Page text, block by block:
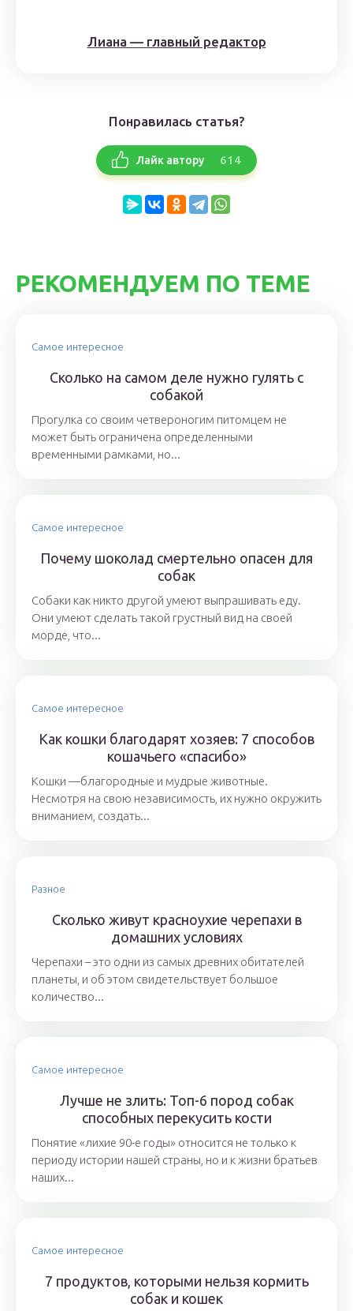
Лиана — главный редактор
Понравилась статья?
Лайк автору 614
РЕКОМЕНДУЕМ ПО ТЕМЕ
Самое интересное
Сколько на самом деле нужно гулять с
собакой
Прогулка со своим четвероногим питомцем не
может быть ограничена определенными
временными рамками, но...
Самое интересное
Почему шоколад смертельно опасен для
собак
Собаки как никто другой умеют выпрашивать еду.
Они умеют сделать такой грустный вид на своей
морде, что...
Самое интересное
Как кошки благодарят хозяев: 7 способов
кошачьего «спасибо»
Кошки —благородные и мудрые животные.
Несмотря на свою независимость, их нужно окружить
вниманием, создать...
Разное
Сколько живут красноухие черепахи в
домашних условиях
Черепахи – это одни из самых древних обитателей
планеты, и об этом свидетельствует большое
количество...
Самое интересное
Лучше не злить: Топ-6 пород собак
способных перекусить кости
Понятие «лихие 90-е годы» относится не только к
периоду истории нашей страны, но и к жизни братьев
наших...
Самое интересное
7 продуктов, которыми нельзя кормить
собак и кошек